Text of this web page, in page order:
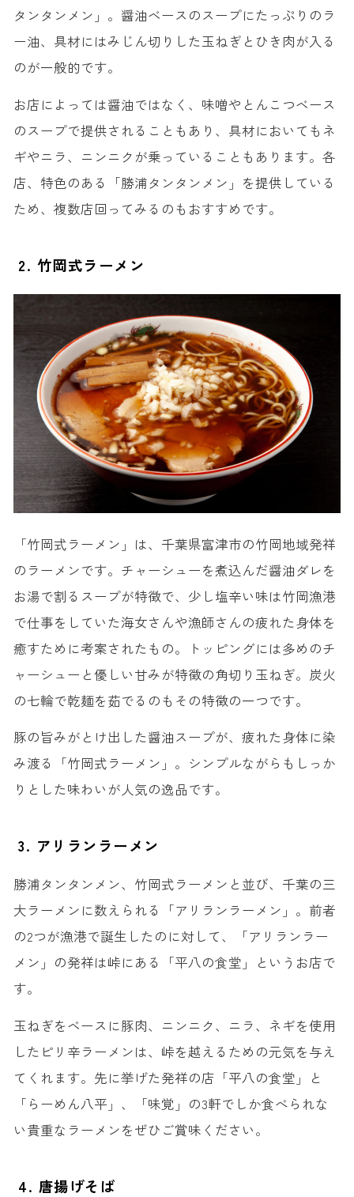
7. 漁師料理かなや
8. 海鮮・浜焼き 海老屋
9. 大久保
10. ひさご亭
11. あんばい農園
タンタンメン」。醤油ベースのスープにたっぷりのラ
ー油、具材にはみじん切りした玉ねぎとひき肉が入る
のが一般的です。
お店によっては醤油ではなく、味噌やとんこつベース
のスープで提供されることもあり、具材においてもネ
ギやニラ、ニンニクが乗っていることもあります。各
店、特色のある「勝浦タンタンメン」を提供している
ため、複数店回ってみるのもおすすめです。
2. 竹岡式ラーメン
「竹岡式ラーメン」は、千葉県富津市の竹岡地域発祥
のラーメンです。チャーシューを煮込んだ醤油ダレを
お湯で割るスープが特徴で、少し塩辛い味は竹岡漁港
で仕事をしていた海女さんや漁師さんの疲れた身体を
癒すために考案されたもの。トッピングには多めのチ
ャーシューと優しい甘みが特徴の角切り玉ねぎ。炭火
の七輪で乾麺を茹でるのもその特徴の一つです。
豚の旨みがとけ出した醤油スープが、疲れた身体に染
み渡る「竹岡式ラーメン」。シンプルながらもしっか
りとした味わいが人気の逸品です。
3. アリランラーメン
勝浦タンタンメン、竹岡式ラーメンと並び、千葉の三
大ラーメンに数えられる「アリランラーメン」。前者
の2つが漁港で誕生したのに対して、「アリランラー
メン」の発祥は峠にある「平八の食堂」というお店で
す。
玉ねぎをベースに豚肉、ニンニク、ニラ、ネギを使用
したピリ辛ラーメンは、峠を越えるための元気を与え
てくれます。先に挙げた発祥の店「平八の食堂」と
「らーめん八平」、「味覚」の3軒でしか食べられな
い貴重なラーメンをぜひご賞味ください。
4. 唐揚げそば